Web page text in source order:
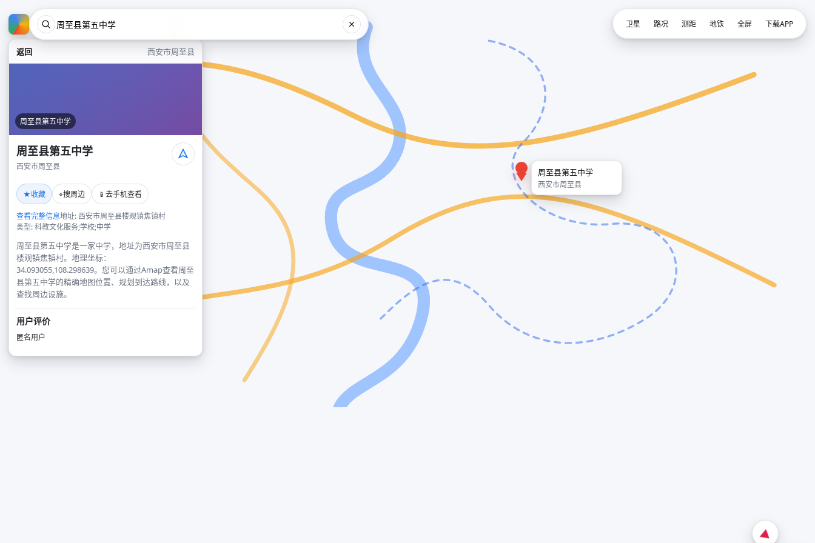
返回 西安市周至县
周至县第五中学
周至县第五中学
西安市周至县
★收藏 ⌖搜周边 📱 去手机查看
查看完整信息地址: 西安市周至县楼观镇焦镇村
类型: 科教文化服务;学校;中学
周至县第五中学是一家中学，地址为西安市周至县
楼观镇焦镇村。地理坐标：
34.093055,108.298639。您可以通过Amap查看周至
县第五中学的精确地图位置、规划到达路线，以及
查找周边设施。
用户评价
匿名用户
周至县第五中学
西安市周至县
卫星 路况 测距 地铁 全屏 下载APP